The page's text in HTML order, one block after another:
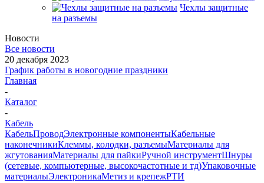
Чехлы защитные
на разъемы
Новости
Все новости
20 декабря 2023
График работы в новогодние праздники
Главная
-
Каталог
-
Кабель
КабельПроводЭлектронные компонентыКабельные
наконечникиКлеммы, колодки, разъемыМатериалы для
жгутованияМатериалы для пайкиРучной инструментШнуры
(сетевые, компьютерные, высокочастотные и тд)Упаковочные
материалыЭлектроникаМетиз и крепежРТИ